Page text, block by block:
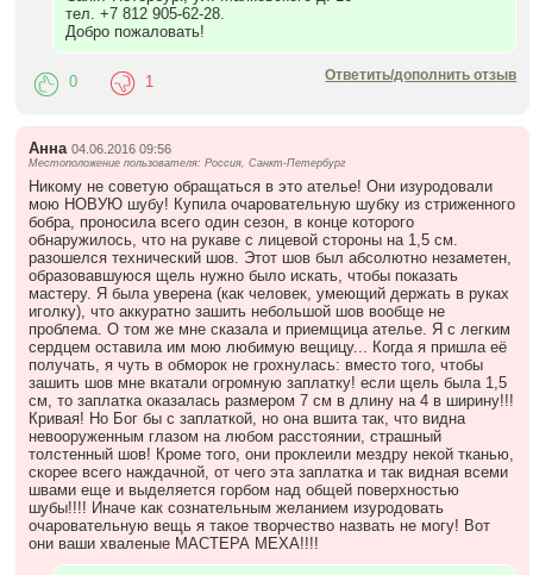
тел. +7 812 905-62-28.
Добро пожаловать!
Ответить/дополнить отзыв
0 1
Анна 04.06.2016 09:56
Местоположение пользователя: Россия, Санкт-Петербург
Никому не советую обращаться в это ателье! Они изуродовали
мою НОВУЮ шубу! Купила очаровательную шубку из стриженного
бобра, проносила всего один сезон, в конце которого
обнаружилось, что на рукаве с лицевой стороны на 1,5 см.
разошелся технический шов. Этот шов был абсолютно незаметен,
образовавшуюся щель нужно было искать, чтобы показать
мастеру. Я была уверена (как человек, умеющий держать в руках
иголку), что аккуратно зашить небольшой шов вообще не
проблема. О том же мне сказала и приемщица ателье. Я с легким
сердцем оставила им мою любимую вещицу... Когда я пришла её
получать, я чуть в обморок не грохнулась: вместо того, чтобы
зашить шов мне вкатали огромную заплатку! если щель была 1,5
см, то заплатка оказалась размером 7 см в длину на 4 в ширину!!!
Кривая! Но Бог бы с заплаткой, но она вшита так, что видна
невооруженным глазом на любом расстоянии, страшный
толстенный шов! Кроме того, они проклеили мездру некой тканью,
скорее всего наждачной, от чего эта заплатка и так видная всеми
швами еще и выделяется горбом над общей поверхностью
шубы!!!! Иначе как сознательным желанием изуродовать
очаровательную вещь я такое творчество назвать не могу! Вот
они ваши хваленые МАСТЕРА МЕХА!!!!